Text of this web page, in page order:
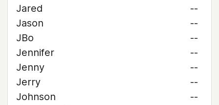
Jared
--
Jason
--
JBo
--
Jennifer
--
Jenny
--
Jerry
--
Johnson
--